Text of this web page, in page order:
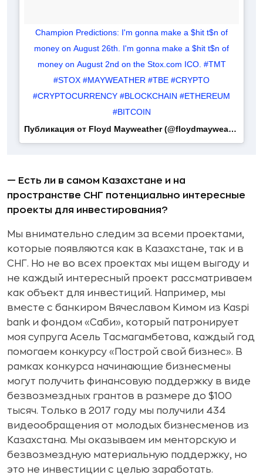
Champion Predictions: I'm gonna make a $hit t$n of
money on August 26th. I'm gonna make a $hit t$n of
money on August 2nd on the Stox.com ICO. #TMT
#STOX #MAYWEATHER #TBE #CRYPTO
#CRYPTOCURRENCY #BLOCKCHAIN #ETHEREUM
#BITCOIN
Публикация от Floyd Mayweather (@floydmayweather)
— Есть ли в самом Казахстане и на
пространстве СНГ потенциально интересные
проекты для инвестирования?
Мы внимательно следим за всеми проектами,
которые появляются как в Казахстане, так и в
СНГ. Но не во всех проектах мы ищем выгоду и
не каждый интересный проект рассматриваем
как объект для инвестиций. Например, мы
вместе с банкиром Вячеславом Кимом из Kaspi
bank и фондом «Саби», который патронирует
моя супруга Асель Тасмагамбетова, каждый год
помогаем конкурсу «Построй свой бизнес». В
рамках конкурса начинающие бизнесмены
могут получить финансовую поддержку в виде
безвозмездных грантов в размере до $100
тысяч. Только в 2017 году мы получили 434
видеообращения от молодых бизнесменов из
Казахстана. Мы оказываем им менторскую и
безвозмездную материальную поддержку, но
это не инвестиции с целью заработать.